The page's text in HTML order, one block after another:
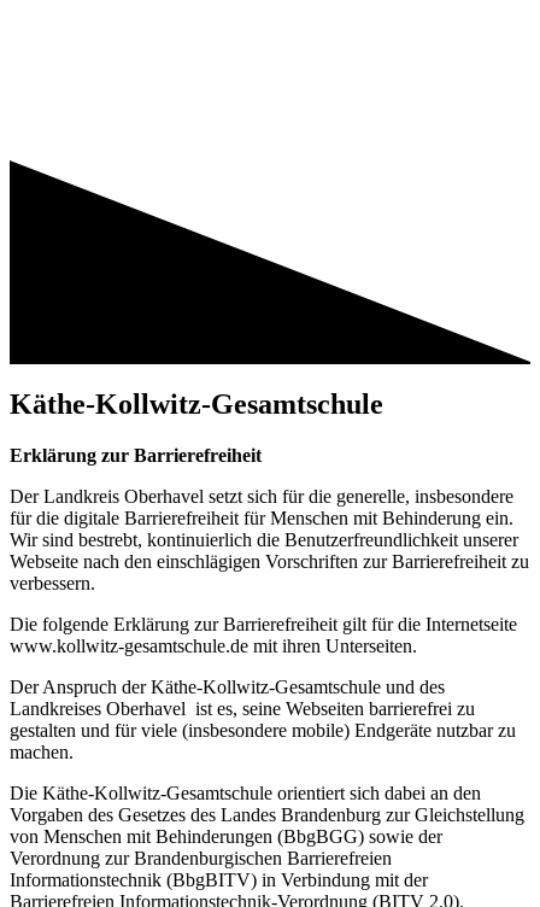
Käthe-Kollwitz-Gesamtschule
Erklärung zur Barrierefreiheit
Der Landkreis Oberhavel setzt sich für die generelle, insbesondere
für die digitale Barrierefreiheit für Menschen mit Behinderung ein.
Wir sind bestrebt, kontinuierlich die Benutzerfreundlichkeit unserer
Webseite nach den einschlägigen Vorschriften zur Barrierefreiheit zu
verbessern.
Die folgende Erklärung zur Barrierefreiheit gilt für die Internetseite
www.kollwitz-gesamtschule.de mit ihren Unterseiten.
Der Anspruch der Käthe-Kollwitz-Gesamtschule und des
Landkreises Oberhavel ist es, seine Webseiten barrierefrei zu
gestalten und für viele (insbesondere mobile) Endgeräte nutzbar zu
machen.
Die Käthe-Kollwitz-Gesamtschule orientiert sich dabei an den
Vorgaben des Gesetzes des Landes Brandenburg zur Gleichstellung
von Menschen mit Behinderungen (BbgBGG) sowie der
Verordnung zur Brandenburgischen Barrierefreien
Informationstechnik (BbgBITV) in Verbindung mit der
Barrierefreien Informationstechnik-Verordnung (BITV 2.0).